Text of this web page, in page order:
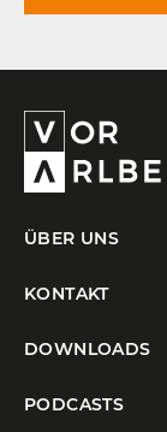
ÜBER UNS
KONTAKT
DOWNLOADS
PODCASTS